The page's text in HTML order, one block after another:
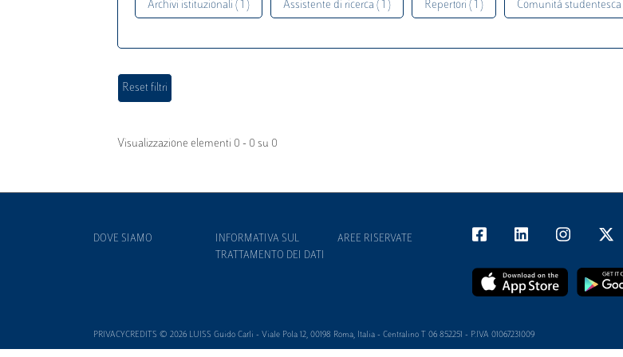
Archivi istituzionali ( 1 ) Assistente di ricerca ( 1 ) Repertori ( 1 ) Comunità studentesca
Visualizzazione elementi 0 - 0 su 0
DOVE SIAMO
INFORMATIVA SUL
TRATTAMENTO DEI DATI
AREE RISERVATE
PRIVACYCREDITS © 2026 LUISS Guido Carli - Viale Pola 12, 00198 Roma, Italia - Centralino T 06 852251 - P.IVA 01067231009